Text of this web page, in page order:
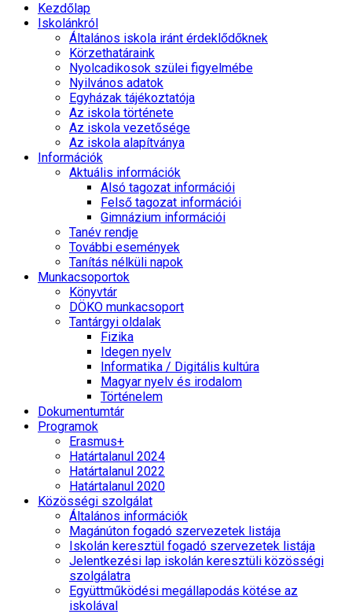
Kezdőlap
Iskolánkról
Általános iskola iránt érdeklődőknek
Körzethatáraink
Nyolcadikosok szülei figyelmébe
Nyilvános adatok
Egyházak tájékoztatója
Az iskola története
Az iskola vezetősége
Az iskola alapítványa
Információk
Aktuális információk
Alsó tagozat információi
Felső tagozat információi
Gimnázium információi
Tanév rendje
További események
Tanítás nélküli napok
Munkacsoportok
Könyvtár
DÖKO munkacsoport
Tantárgyi oldalak
Fizika
Idegen nyelv
Informatika / Digitális kultúra
Magyar nyelv és irodalom
Történelem
Dokumentumtár
Programok
Erasmus+
Határtalanul 2024
Határtalanul 2022
Határtalanul 2020
Közösségi szolgálat
Általános információk
Magánúton fogadó szervezetek listája
Iskolán keresztül fogadó szervezetek listája
Jelentkezési lap iskolán keresztüli közösségi
szolgálatra
Együttműködési megállapodás kötése az
iskolával